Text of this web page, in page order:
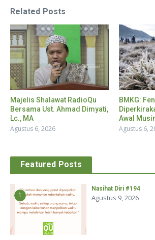
Related Posts
Majelis Shalawat RadioQu
Bersama Ust. Ahmad Dimyati,
Lc., MA
Agustus 6, 2026
BMKG:
Awal
Agustus 6,
Featured Posts
1
Nasihat Diri #194
Agustus 9, 2026